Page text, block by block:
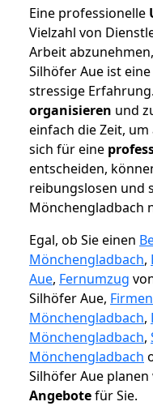
Eine professionelle
Vielzahl von
Arbeit
Silhöfer Aue ist
stressige
organisieren und
einfach die Zeit, um
sich für eine
entscheiden,
reibungslosen und
Mönchengladbach
Egal, ob Sie einen
Mönchengladbach,
Aue, Fernumzug
Silhöfer Aue,
Mönchengladbach,
Mönchengladbach,
Mönchengladbach
Silhöfer Aue planen
Angebotefür Sie.